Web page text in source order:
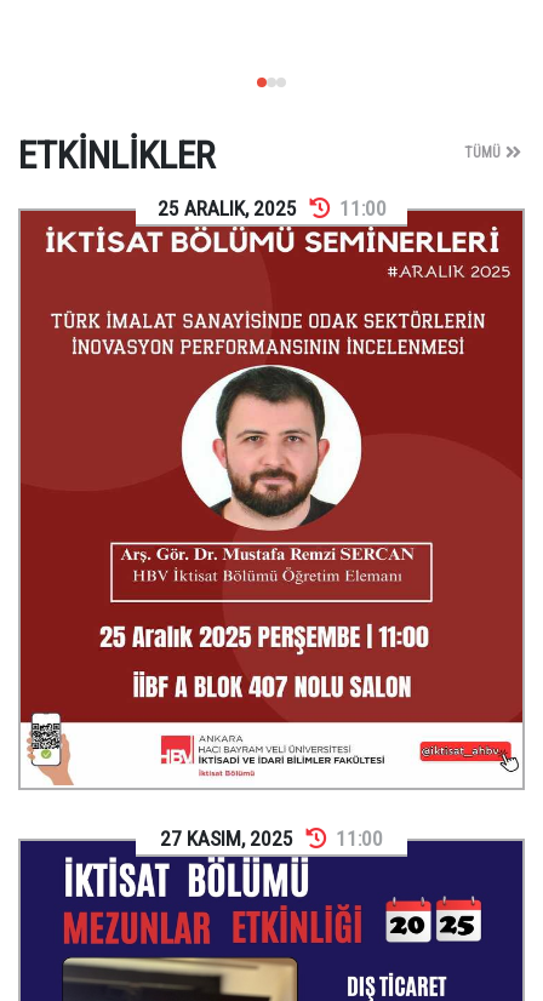
ETKINLIKLER TÜMÜ
25 ARALIK, 2025 11:00
27 KASIM , 2025 11:00